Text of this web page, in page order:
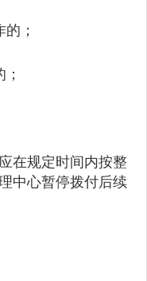
；
在规定时间内按整
中心暂停拨付后续